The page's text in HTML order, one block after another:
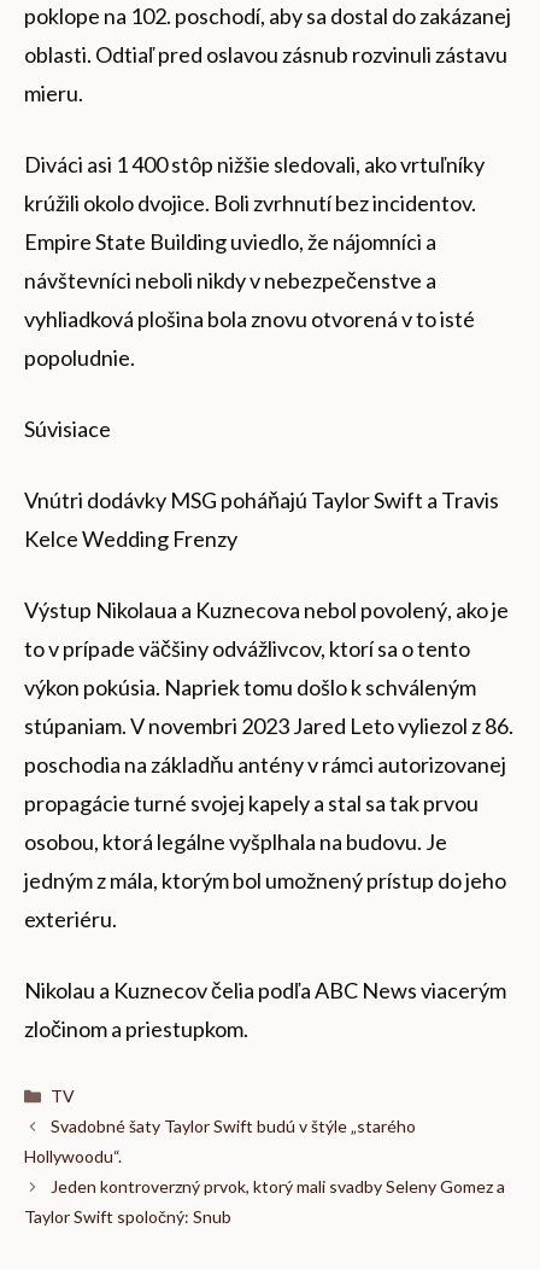
poklope na 102. poschodí, aby sa dostal do zakázanej
oblasti. Odtiaľ pred oslavou zásnub rozvinuli zástavu
mieru.
Diváci asi 1 400 stôp nižšie sledovali, ako vrtuľníky
krúžili okolo dvojice. Boli zvrhnutí bez incidentov.
Empire State Building uviedlo, že nájomníci a
návštevníci neboli nikdy v nebezpečenstve a
vyhliadková plošina bola znovu otvorená v to isté
popoludnie.
Súvisiace
Vnútri dodávky MSG poháňajú Taylor Swift a Travis
Kelce Wedding Frenzy
Výstup Nikolaua a Kuznecova nebol povolený, ako je
to v prípade väčšiny odvážlivcov, ktorí sa o tento
výkon pokúsia. Napriek tomu došlo k schváleným
stúpaniam. V novembri 2023 Jared Leto vyliezol z 86.
poschodia na základňu antény v rámci autorizovanej
propagácie turné svojej kapely a stal sa tak prvou
osobou, ktorá legálne vyšplhala na budovu. Je
jedným z mála, ktorým bol umožnený prístup do jeho
exteriéru.
Nikolau a Kuznecov čelia podľa ABC News viacerým
zločinom a priestupkom.
Kategórie
TV
Svadobné šaty Taylor Swift budú v štýle „starého
Hollywoodu“.
Jeden kontroverzný prvok, ktorý mali svadby Seleny Gomez a
Taylor Swift spoločný: Snub